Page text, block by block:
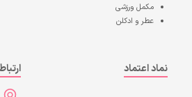
مکمل ورزشی
عطر و ادکلن
نماد اعتماد